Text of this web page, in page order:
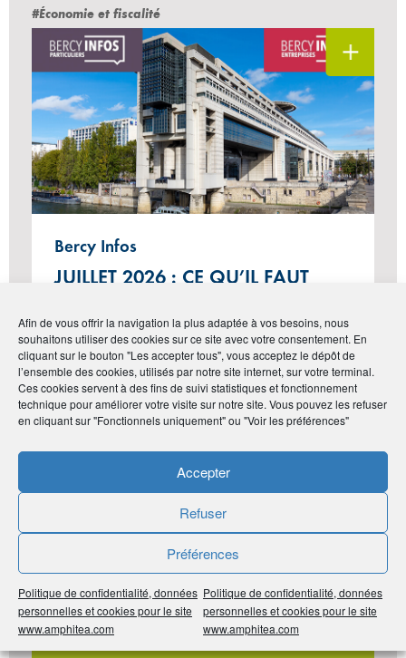
Afin de vous offrir la navigation la plus adaptée à vos besoins, nous
souhaitons utiliser des cookies sur ce site avec votre consentement. En
cliquant sur le bouton "Les accepter tous", vous acceptez le dépôt de
l’ensemble des cookies, utilisés par notre site internet, sur votre terminal.
Ces cookies servent à des fins de suivi statistiques et fonctionnement
technique pour améliorer votre visite sur notre site. Vous pouvez les refuser
en cliquant sur "Fonctionnels uniquement" ou "Voir les préférences"
Accepter
Refuser
Préférences
Politique de confidentialité, données
personnelles et cookies pour le site
www.amphitea.com
Politique de confidentialité, données
personnelles et cookies pour le site
www.amphitea.com
#Économie et fiscalité
Bercy Infos
JUILLET 2026 : CE QU’IL FAUT
RAPPEL DE LA LOI
#Finance
13 idées pour agir